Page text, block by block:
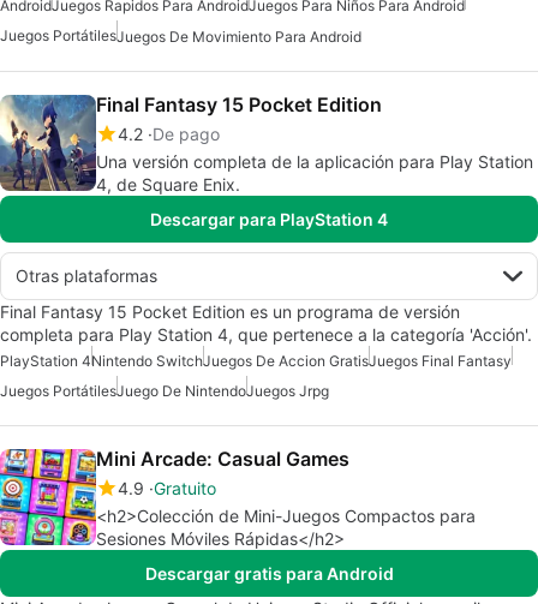
AndroidJuegos Rapidos Para AndroidJuegos Para Niños Para Android
Juegos PortátilesJuegos De Movimiento Para Android
Final Fantasy 15 Pocket Edition
4.2 De pago
Una versión completa de la aplicación para Play Station
4, de Square Enix.
Descargar para PlayStation 4
Otras plataformas
Final Fantasy 15 Pocket Edition es un programa de versión
completa para Play Station 4, que pertenece a la categoría 'Acción'.
PlayStation 4Nintendo SwitchJuegos De Accion GratisJuegos Final Fantasy
Juegos PortátilesJuego De NintendoJuegos Jrpg
Mini Arcade: Casual Games
4.9 Gratuito
<h2>Colección de Mini-Juegos Compactos para
Sesiones Móviles Rápidas</h2>
Descargar gratis para Android